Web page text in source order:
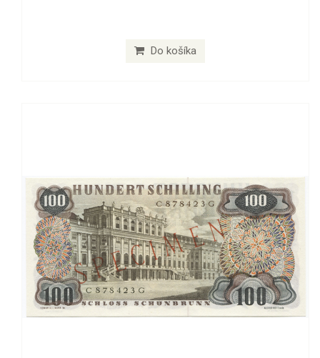
Do košíka